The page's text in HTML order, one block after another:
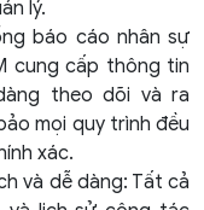
lý.
báo cáo nhân sự
cung cấp thông tin
theo dõi và ra
mọi quy trình đều
xác.
và dễ dàng: Tất cả